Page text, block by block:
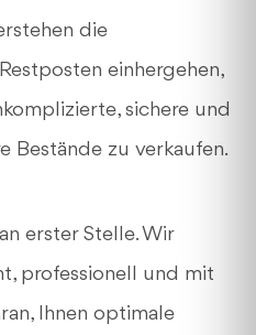
die
einhergehen,
sichere und
Bestände zu verkaufen.
erster Stelle. Wir
professionell und mit
Ihnen optimale